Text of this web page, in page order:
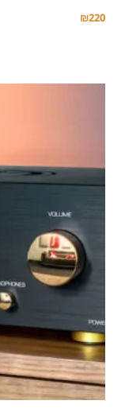
₪220